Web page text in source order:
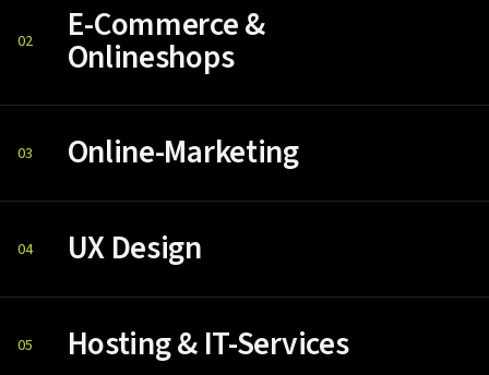
02 E-Commerce &
Onlineshops
03 Online-Marketing
04 UX Design
05 Hosting & IT-Services